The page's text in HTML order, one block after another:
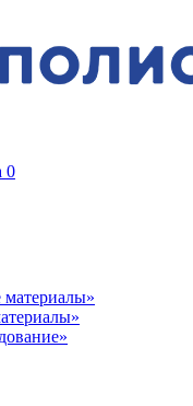
0